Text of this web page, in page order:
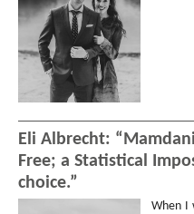
Eli Albrecht:
Free; a Statistical
choice.”
When I